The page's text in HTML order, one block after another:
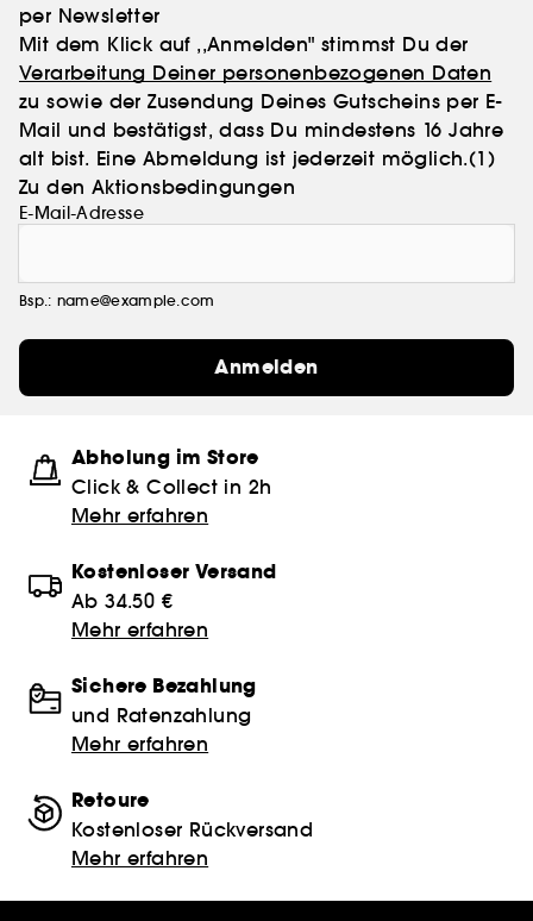
per Newsletter
Mit dem Klick auf ,,Anmelden" stimmst Du der
Verarbeitung Deiner personenbezogenen Daten
zu sowie der Zusendung Deines Gutscheins per E-
Mail und bestätigst, dass Du mindestens 16 Jahre
alt bist. Eine Abmeldung ist jederzeit möglich.(1)
Zu den Aktionsbedingungen
E-Mail-Adresse
Bsp.: name@example.com
Anmelden
Abholung im Store
Click & Collect in 2h
Mehr erfahren
Kostenloser Versand
Ab 34.50 €
Mehr erfahren
Sichere Bezahlung
und Ratenzahlung
Mehr erfahren
Retoure
Kostenloser Rückversand
Mehr erfahren